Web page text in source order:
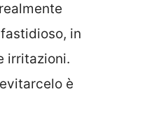
in
irritazioni.
è